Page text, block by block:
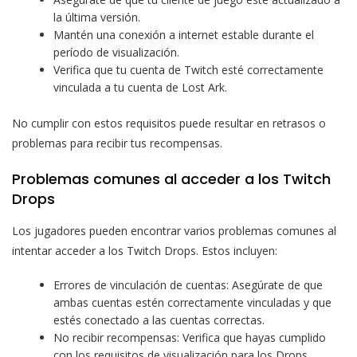
la última versión.
Mantén una conexión a internet estable durante el
período de visualización.
Verifica que tu cuenta de Twitch esté correctamente
vinculada a tu cuenta de Lost Ark.
No cumplir con estos requisitos puede resultar en retrasos o
problemas para recibir tus recompensas.
Problemas comunes al acceder a los Twitch
Drops
Los jugadores pueden encontrar varios problemas comunes al
intentar acceder a los Twitch Drops. Estos incluyen:
Errores de vinculación de cuentas: Asegúrate de que
ambas cuentas estén correctamente vinculadas y que
estés conectado a las cuentas correctas.
No recibir recompensas: Verifica que hayas cumplido